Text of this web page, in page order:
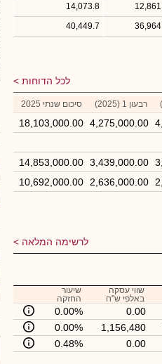
12,861
14,073.8
36,964
40,449.7
לכל הדוחות
רבעון 1 (2025) סיכום שנתי 2025
4,275,000.00
18,103,000.00
3,439,000.00
14,853,000.00
2,636,000.00
10,692,000.00
לרשימה המלאה
שווי עסקה
באלפי ש"ח
שיעור
החזקה
0.00
0.00%
1,156,480
0.00%
0.00
0.48%